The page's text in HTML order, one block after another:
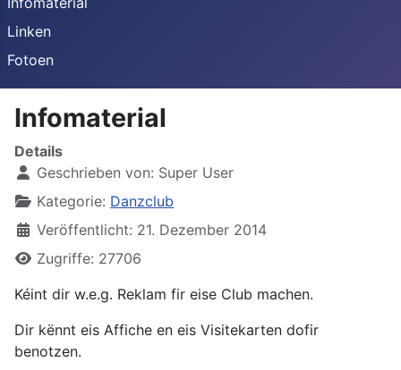
Linken
Fotoen
Infomaterial
Details
Geschrieben von: Super User
Kategorie: Danzclub
Veröffentlicht: 21. Dezember 2014
Zugriffe: 27706
Kéint dir w.e.g. Reklam fir eise Club machen.
Dir kënnt eis Affiche en eis Visitekarten dofir
benotzen.